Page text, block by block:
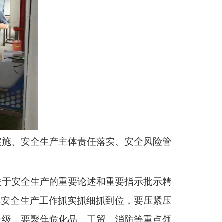
、安全生产主体责任落实、安全风险管
安全生产的重要论述和重要指示批示精
全生产工作抓实抓细抓到位，要压紧压
，要聚焦危化品、工贸、消防等重点领